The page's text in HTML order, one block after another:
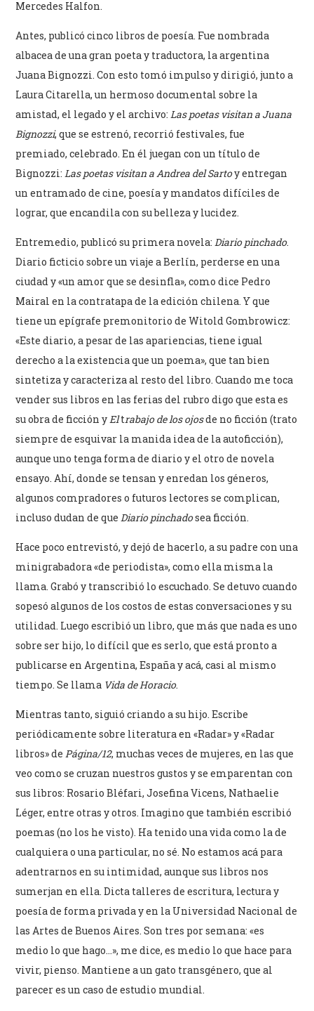
Mercedes Halfon.
Antes, publicó cinco libros de poesía. Fue nombrada
albacea de una gran poeta y traductora, la argentina
Juana Bignozzi. Con esto tomó impulso y dirigió, junto a
Laura Citarella, un hermoso documental sobre la
amistad, el legado y el archivo:Las poetas visitan a Juana
Bignozzi, que se estrenó, recorrió festivales, fue
premiado, celebrado. En él juegan con un título de
Bignozzi:Las poetas visitan a Andrea del Sartoy entregan
un entramado de cine, poesía y mandatos difíciles de
lograr, que encandila con su belleza y lucidez.
Entremedio, publicó su primera novela:Diario pinchado.
Diario ficticio sobre un viaje a Berlín, perderse en una
ciudad y «un amor que se desinfla», como dice Pedro
Mairal en la contratapa de la edición chilena. Y que
tiene un epígrafe premonitorio de Witold Gombrowicz:
«Este diario, a pesar de las apariencias, tiene igual
derecho a la existencia que un poema», que tan bien
sintetiza y caracteriza al resto del libro. Cuando me toca
vender sus libros en las ferias del rubro digo que esta es
su obra de ficción yEltrabajo de los ojosde no ficción (trato
siempre de esquivar la manida idea de la autoficción),
aunque uno tenga forma de diario y el otro de novela
ensayo. Ahí, donde se tensan y enredan los géneros,
algunos compradores o futuros lectores se complican,
incluso dudan de queDiario pinchadosea ficción.
Hace poco entrevistó, y dejó de hacerlo, a su padre con una
minigrabadora «de periodista», como ella misma la
llama. Grabó y transcribió lo escuchado. Se detuvo cuando
sopesó algunos de los costos de estas conversaciones y su
utilidad. Luego escribió un libro, que más que nada es uno
sobre ser hijo, lo difícil que es serlo, que está pronto a
publicarse en Argentina, España y acá, casi al mismo
tiempo. Se llama Vida de Horacio.
Mientras tanto, siguió criando a su hijo. Escribe
periódicamente sobre literatura en «Radar» y «Radar
libros» dePágina/12, muchas veces de mujeres, en las que
veo como se cruzan nuestros gustos y se emparentan con
sus libros: Rosario Bléfari, Josefina Vicens, Nathaelie
Léger, entre otras y otros. Imagino que también escribió
poemas (no los he visto). Ha tenido una vida como la de
cualquiera o una particular, no sé. No estamos acá para
adentrarnos en su intimidad, aunque sus libros nos
sumerjan en ella. Dicta talleres de escritura, lectura y
poesía de forma privada y en la Universidad Nacional de
las Artes de Buenos Aires. Son tres por semana: «es
medio lo que hago…», me dice, es medio lo que hace para
vivir, pienso. Mantiene a un gato transgénero, que al
parecer es un caso de estudio mundial.